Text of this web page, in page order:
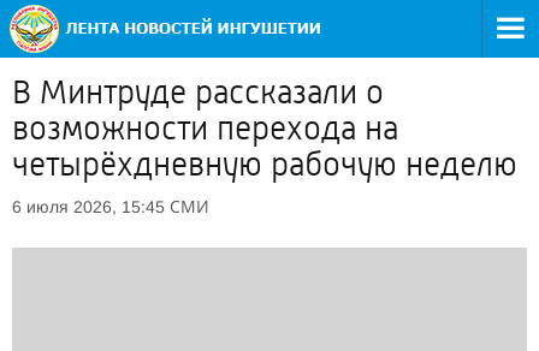
В Минтруде рассказали о
возможности перехода на
четырёхдневную рабочую неделю
6 июля 2026, 15:45 СМИ